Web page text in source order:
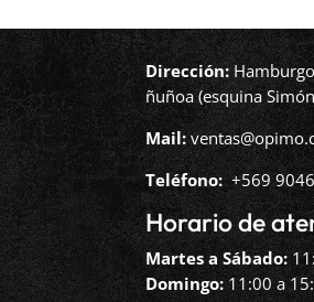
Dirección:
ñuñoa (esquina
Mail:
Teléfono: ‪+569
Horario de
Martes a Sábado:
Domingo:11:00 a